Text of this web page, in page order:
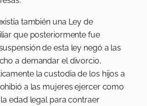
también una Ley de
que posteriormente fue
de esta ley negó a las
a demandar el divorcio,
la custodia de los hijos a
a las mujeres ejercer como
edad legal para contraer